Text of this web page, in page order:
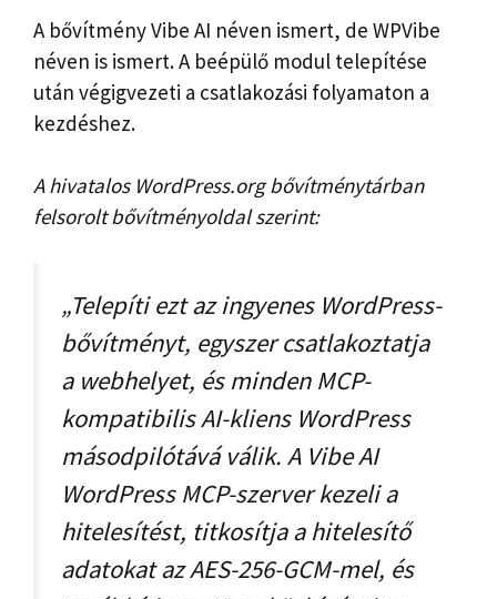
A bővítmény Vibe AI néven ismert, de WPVibe
néven is ismert. A beépülő modul telepítése
után végigvezeti a csatlakozási folyamaton a
kezdéshez.
A hivatalos WordPress.org bővítménytárban
felsorolt ​​bővítményoldal szerint:
„Telepíti ezt az ingyenes WordPress-
bővítményt, egyszer csatlakoztatja
a webhelyet, és minden MCP-
kompatibilis AI-kliens WordPress
másodpilótává válik. A Vibe AI
WordPress MCP-szerver kezeli a
hitelesítést, titkosítja a hitelesítő
adatokat az AES-256-GCM-mel, és